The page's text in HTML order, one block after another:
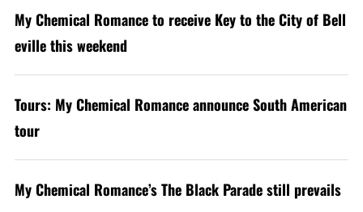
My Chemical Romance to receive Key to the City of Bell
eville this weekend
Tours: My Chemical Romance announce South American
tour
My Chemical Romance’s The Black Parade still prevails